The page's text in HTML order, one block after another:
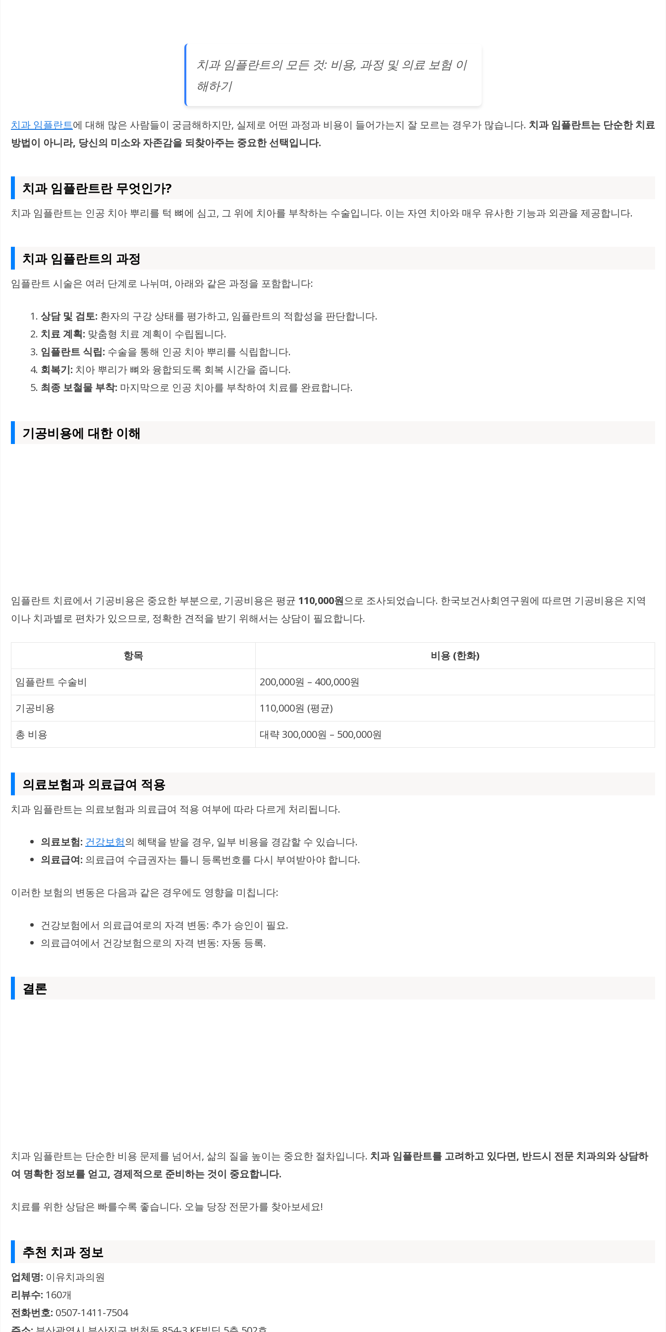
치과 임플란트의 모든 것: 비용, 과정 및 의료 보험 이
해하기
치과 임플란트에 대해 많은 사람들이 궁금해하지만, 실제로 어떤 과정과 비용이 들어가는지 잘 모르는 경우가 많습니다. 치과 임플란트는 단순한 치료
방법이 아니라, 당신의 미소와 자존감을 되찾아주는 중요한 선택입니다.
치과 임플란트란 무엇인가?
치과 임플란트는 인공 치아 뿌리를 턱 뼈에 심고, 그 위에 치아를 부착하는 수술입니다. 이는 자연 치아와 매우 유사한 기능과 외관을 제공합니다.
치과 임플란트의 과정
임플란트 시술은 여러 단계로 나뉘며, 아래와 같은 과정을 포함합니다:
상담 및 검토: 환자의 구강 상태를 평가하고, 임플란트의 적합성을 판단합니다.
치료 계획: 맞춤형 치료 계획이 수립됩니다.
임플란트 식립: 수술을 통해 인공 치아 뿌리를 식립합니다.
회복기: 치아 뿌리가 뼈와 융합되도록 회복 시간을 줍니다.
최종 보철물 부착: 마지막으로 인공 치아를 부착하여 치료를 완료합니다.
기공비용에 대한 이해
임플란트 치료에서 기공비용은 중요한 부분으로, 기공비용은 평균 110,000원으로 조사되었습니다. 한국보건사회연구원에 따르면 기공비용은 지역
이나 치과별로 편차가 있으므로, 정확한 견적을 받기 위해서는 상담이 필요합니다.
항목
비용 (한화)
임플란트 수술비
200,000원 – 400,000원
기공비용
110,000원 (평균)
총 비용
대략 300,000원 – 500,000원
의료보험과 의료급여 적용
치과 임플란트는 의료보험과 의료급여 적용 여부에 따라 다르게 처리됩니다.
의료보험: 건강보험의 혜택을 받을 경우, 일부 비용을 경감할 수 있습니다.
의료급여: 의료급여 수급권자는 틀니 등록번호를 다시 부여받아야 합니다.
이러한 보험의 변동은 다음과 같은 경우에도 영향을 미칩니다:
건강보험에서 의료급여로의 자격 변동: 추가 승인이 필요.
의료급여에서 건강보험으로의 자격 변동: 자동 등록.
결론
치과 임플란트는 단순한 비용 문제를 넘어서, 삶의 질을 높이는 중요한 절차입니다. 치과 임플란트를 고려하고 있다면, 반드시 전문 치과의와 상담하
여 명확한 정보를 얻고, 경제적으로 준비하는 것이 중요합니다.
치료를 위한 상담은 빠를수록 좋습니다. 오늘 당장 전문가를 찾아보세요!
추천 치과 정보
업체명: 이유치과의원
리뷰수: 160개
전화번호: 0507-1411-7504